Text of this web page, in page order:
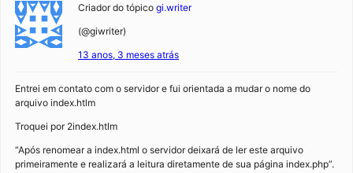
Criador do tópico gi.writer
(@giwriter)
13 anos, 3 meses atrás
Entrei em contato com o servidor e fui orientada a mudar o nome do
arquivo index.htlm
Troquei por 2index.htlm
“Após renomear a index.html o servidor deixará de ler este arquivo
primeiramente e realizará a leitura diretamente de sua página index.php”.